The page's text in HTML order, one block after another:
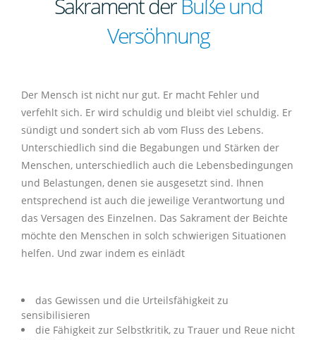
Ministranten
Lektoren
Singgruppen
Eltern-Kind-Gruppen
Kammerchor
inTAKT
Kammerorchester St. Laurentius
Bläserquintett St. Laurentius
Geschichte
Pfarrpatron
KLJB
Ministranten
Kommunionhelfer
Eltern-Kind-Gruppen
Kirchenchor Herznssach
Kinderschola
Bücherei Mühlhausen
Inst. Schutzkonzept
Pfarrpatron
Buße und Versöhnung
Firmung
Krankensalbung
Weihe
Jugendgottesdienste
Taizè-Gebet
Wallfahrten
Ökumene
Bibelgespräch
Geburtstagsbesuch
Offene Kirche
Hochzeit
Seelsorgegespräch
Kinderbetreuung
Erwachsenenbildung
Beratungsstellen
Kindergarten St. Laurentius
Impulse der Vergangenheit
Aktionen der virtuellen Kirche
virtuelle Kerzen
Berichte/Chronik
Personen
Newsletter
Mitteilung
Links
Login
Impressum
Aktuelles19
Sakrament derBuße und
Versöhnung
Der Mensch ist nicht nur gut. Er macht Fehler und
verfehlt sich. Er wird schuldig und bleibt viel schuldig. Er
sündigt und sondert sich ab vom Fluss des Lebens.
Unterschiedlich sind die Begabungen und Stärken der
Menschen, unterschiedlich auch die Lebensbedingungen
und Belastungen, denen sie ausgesetzt sind. Ihnen
entsprechend ist auch die jeweilige Verantwortung und
das Versagen des Einzelnen. Das Sakrament der Beichte
möchte den Menschen in solch schwierigen Situationen
helfen. Und zwar indem es einlädt
das Gewissen und die Urteilsfähigkeit zu
sensibilisieren
die Fähigkeit zur Selbstkritik, zu Trauer und Reue nicht